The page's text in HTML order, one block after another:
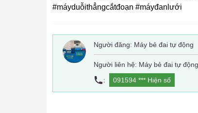
#máyduỗithẳngcắtđoạn #máyđanlưới
Người đăng: Máy bẻ đai tự động
Người liên hệ: Máy bẻ đai tự động
:
091594 *** Hiện số